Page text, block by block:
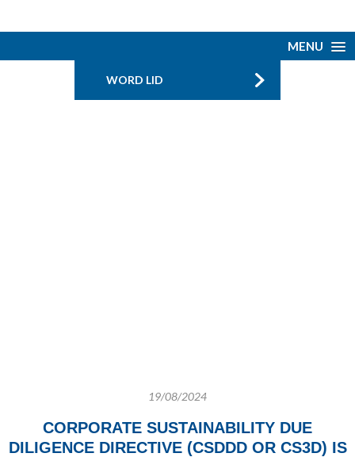
MENU
WORD LID
19/08/2024
CORPORATE SUSTAINABILITY DUE
DILIGENCE DIRECTIVE (CSDDD OR CS3D) IS